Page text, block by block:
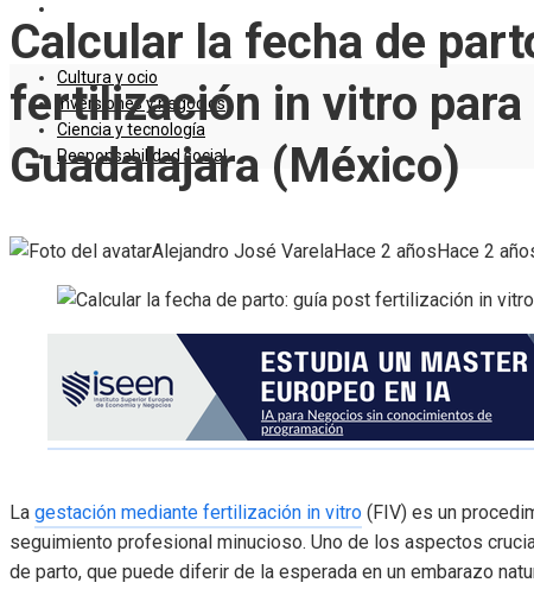
Cultura y ocio
Inversiones y negocios
Ciencia y tecnología
Responsabilidad social
Calcular la fecha de
fertilización in vitro para
Guadalajara (México)
Alejandro José VarelaHace 2 años Hace 2
La gestación mediante fertilización in vitro (FIV) es un
seguimiento profesional minucioso. Uno de los aspectos
de parto, que puede diferir de la esperada en un embarazo